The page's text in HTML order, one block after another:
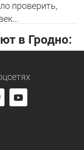
проверить,
в Гродно: